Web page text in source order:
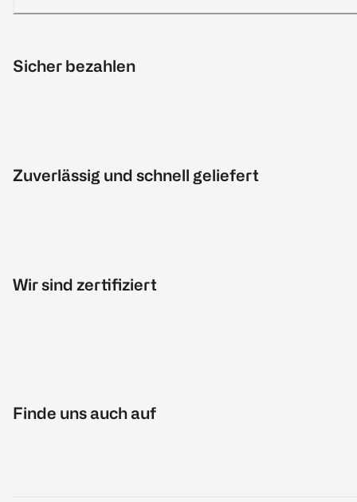
Sicher bezahlen
Zuverlässig und schnell geliefert
Wir sind zertifiziert
Finde uns auch auf